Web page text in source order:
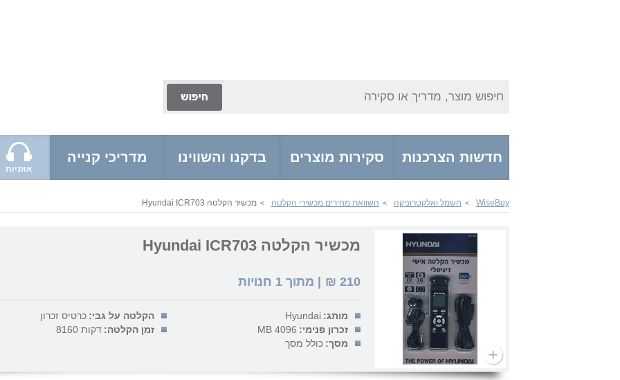
חיפוש מוצר, מדריך או סקירה
חדשות הצרכנות סקירות מוצרים בדקנו והשווינו מדריכי קנייה
אוזניות
WiseBuy
> חשמל ואלקטרוניקה > השוואת מחירים מכשירי הקלטה > מכשיר הקלטה Hyundai ICR703
מכשיר הקלטה Hyundai ICR703
210
₪ | מתוך 1 חנויות
מותג: Hyundai הקלטה על גבי: כרטיס זכרון
זכרון פנימי: 4096 MB זמן הקלטה: 8160 דקות
מסך: כולל מסך